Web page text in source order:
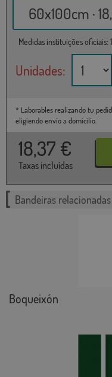
60x100cm ·
Medidas instituições oficiais:
Unidades:
* Laborables realizando tu
eligiendo envío a domicilio.
18,37 €
Taxas incluídas
Bandeiras relacionadas
Boqueixón